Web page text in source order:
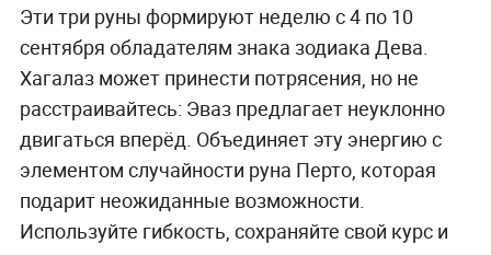
Эти три руны формируют неделю с 4 по 10
сентября обладателям знака зодиака Дева.
Хагалаз может принести потрясения, но не
расстраивайтесь: Эваз предлагает неуклонно
двигаться вперёд. Объединяет эту энергию с
элементом случайности руна Перто, которая
подарит неожиданные возможности.
Используйте гибкость, сохраняйте свой курс и